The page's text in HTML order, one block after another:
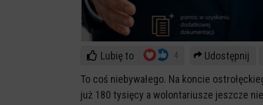
Lubię to 4
Udostępnij
To coś niebywałego. Na koncie
już 180 tysięcy a wolontariusze jeszcze